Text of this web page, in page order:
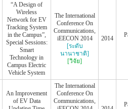
“A Design of
Wireless
Network for EV
Tracking System
in the Campus”,
Special Sessions:
Smart
Technology in
Campus Electric
Vehicle System
The International
Conference On
Communications,
iEECON 2014
[ระดับ
นานาชาติ]
[วิจัย]
2014
An Improvement
of EV Data
The International
Conference On
Communications,